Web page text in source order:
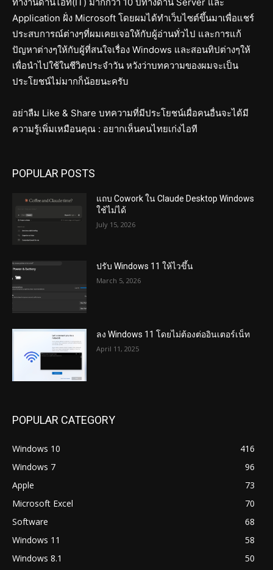
Application ฝั่ง Microsoft โดยผมได้ทำเว็บไซต์ขึ้นมาเพื่อแชร์
ประสบการณ์ต่างๆที่ผมเคยเจอให้กับผู้อ่านทั่วไป และการแก้
ปัญหาต่างๆให้กับผู้ที่สนใจเรื่อง Windows และสอนทิปต่างๆให้
เพื่อนำไปใช้ในชีวิตประจำวัน หวังว่าบทความของผมจะเป็น
ประโยชน์ไม่มากก็น้อยนะครับ
อย่าลืม Like & Share บทความที่มีประโยชน์เผื่อคนอื่นจะได้มี
ความรู้เพิ่มเหมือนคุณ : อยากเห็นคนไทยเก่งไอที
POPULAR POSTS
แถบ Cowork ใน Claude Desktop Windows
ใช้ไม่ได้
July 15, 2026
ปรับ Windows 11 ให้ไวขึ้น
March 5, 2026
ลง Windows 11 โดยไม่ต้องต่ออินเตอร์เน็ท
April 11, 2025
POPULAR CATEGORY
Windows 10
416
Windows 7
96
Apple
73
Microsoft Excel
70
Software
68
Windows 11
58
Windows 8.1
50